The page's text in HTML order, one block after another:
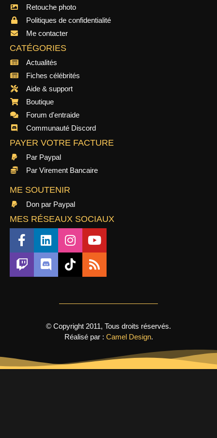
Retouche photo
Politiques de confidentialité
Me contacter
CATÉGORIES
Actualités
Fiches célébrités
Aide & support
Boutique
Forum d'entraide
Communauté Discord
PAYER VOTRE FACTURE
Par Paypal
Par Virement Bancaire
ME SOUTENIR
Don par Paypal
MES RÉSEAUX SOCIAUX
© Copyright 2011, Tous droits réservés.
Réalisé par : Camel Design.